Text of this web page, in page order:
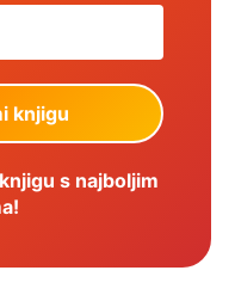
s najboljim